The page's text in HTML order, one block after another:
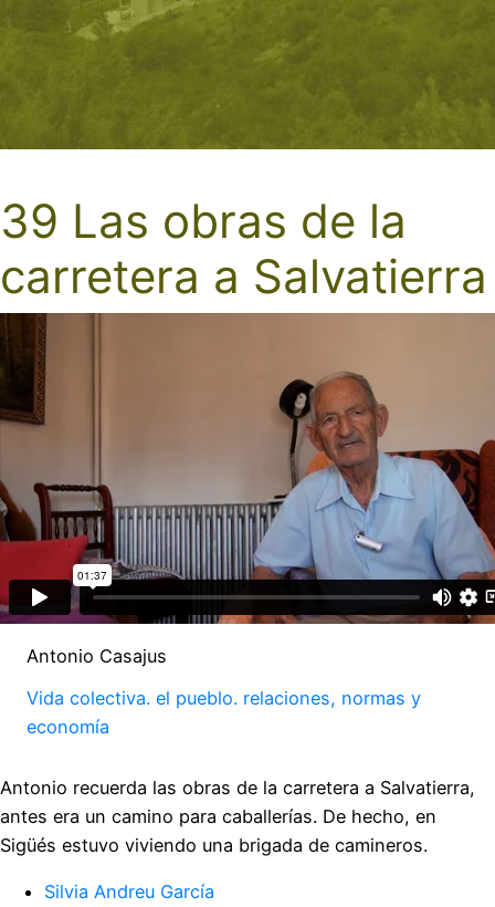
39 Las obras de la
carretera a Salvatierra
Antonio Casajus
Vida colectiva. el pueblo. relaciones, normas y
economía
Antonio recuerda las obras de la carretera a Salvatierra,
antes era un camino para caballerías. De hecho, en
Sigüés estuvo viviendo una brigada de camineros.
Silvia Andreu García